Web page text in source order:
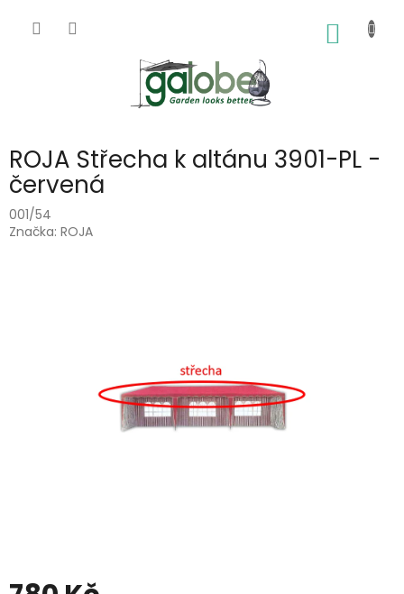
ROJA Střecha k altánu 3901-PL -
červená
001/54
Značka: ROJA